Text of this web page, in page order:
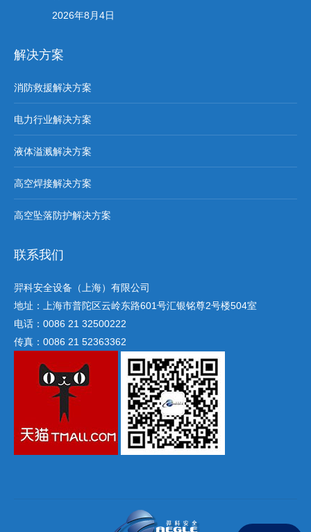
2026年8月4日
解决方案
消防救援解决方案
电力行业解决方案
液体溢溅解决方案
高空焊接解决方案
高空坠落防护解决方案
联系我们
羿科安全设备（上海）有限公司
地址：上海市普陀区云岭东路601号汇银铭尊2号楼504室
电话：0086 21 32500222
传真：0086 21 52363362